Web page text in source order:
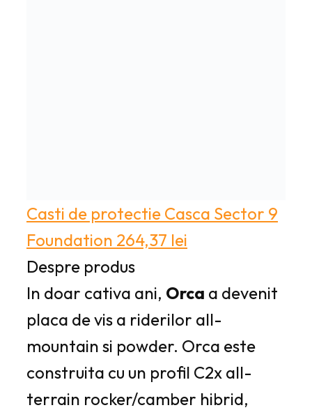
Casti de protectie Casca Sector 9
Foundation 264,37 lei
Despre produs
In doar cativa ani, Orca a devenit
placa de vis a riderilor all-
mountain si powder. Orca este
construita cu un profil C2x all-
terrain rocker/camber hibrid,